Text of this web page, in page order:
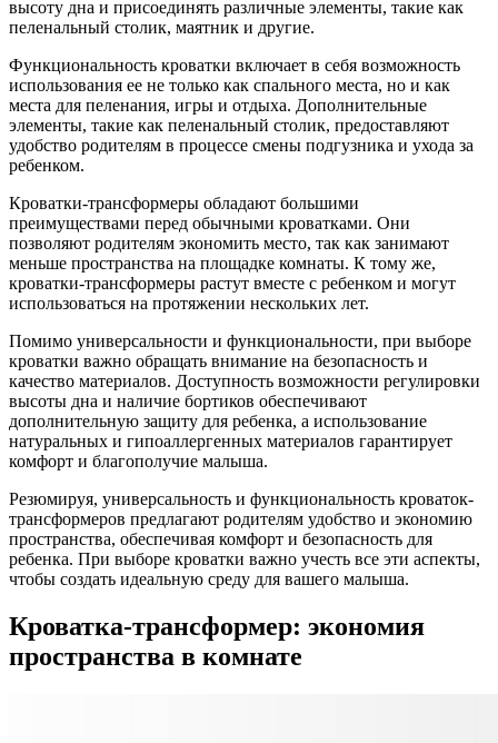
высоту дна и присоединять различные элементы, такие как
пеленальный столик, маятник и другие.
Функциональность кроватки включает в себя возможность
использования ее не только как спального места, но и как
места для пеленания, игры и отдыха. Дополнительные
элементы, такие как пеленальный столик, предоставляют
удобство родителям в процессе смены подгузника и ухода за
ребенком.
Кроватки-трансформеры обладают большими
преимуществами перед обычными кроватками. Они
позволяют родителям экономить место, так как занимают
меньше пространства на площадке комнаты. К тому же,
кроватки-трансформеры растут вместе с ребенком и могут
использоваться на протяжении нескольких лет.
Помимо универсальности и функциональности, при выборе
кроватки важно обращать внимание на безопасность и
качество материалов. Доступность возможности регулировки
высоты дна и наличие бортиков обеспечивают
дополнительную защиту для ребенка, а использование
натуральных и гипоаллергенных материалов гарантирует
комфорт и благополучие малыша.
Резюмируя, универсальность и функциональность кроваток-
трансформеров предлагают родителям удобство и экономию
пространства, обеспечивая комфорт и безопасность для
ребенка. При выборе кроватки важно учесть все эти аспекты,
чтобы создать идеальную среду для вашего малыша.
Кроватка-трансформер: экономия
пространства в комнате